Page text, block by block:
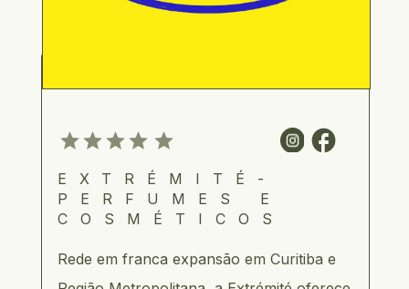
Rede em franca expansão em Curitiba e
EXTRÉMITÉ-
PERFUMES E
COSMÉTICOS